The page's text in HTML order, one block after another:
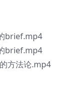
brief.mp4
brief.mp4
方法论.mp4